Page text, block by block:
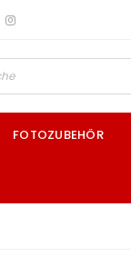
FOTOZUBEHÖR